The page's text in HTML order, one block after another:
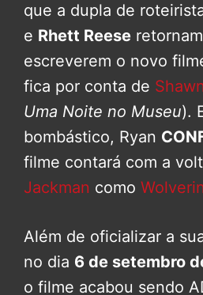
que a dupla de
e Rhett Reese
escreverem o novo
fica por conta de
Uma Noite no Museu).
bombástico, Ryan
filme contará com a
Jackman como
Além de oficializar a
no dia 6 de setembro
o filme acabou sendo